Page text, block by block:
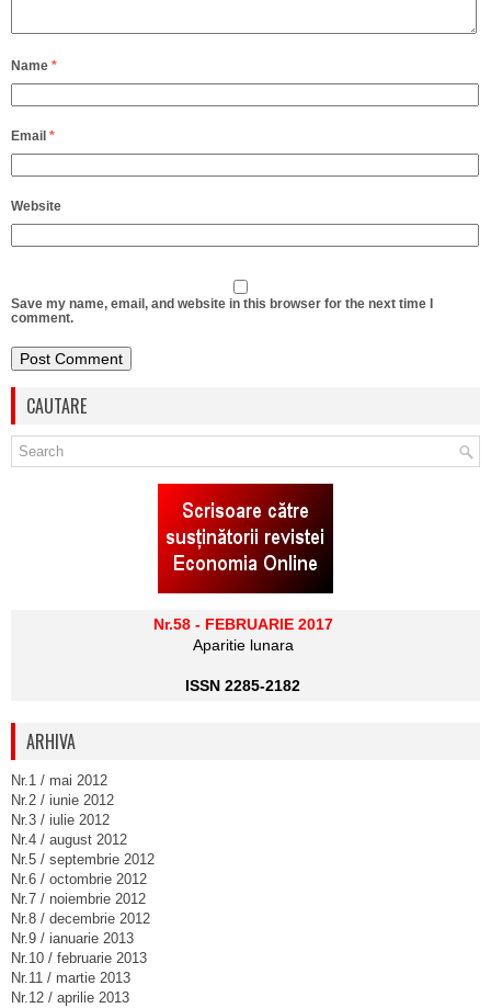
Name *
Email *
Website
Save my name, email, and website in this browser for the next time I
comment.
CAUTARE
Nr.58 - FEBRUARIE 2017
Aparitie lunara
ISSN 2285-2182
ARHIVA
Nr.1 / mai 2012
Nr.2 / iunie 2012
Nr.3 / iulie 2012
Nr.4 / august 2012
Nr.5 / septembrie 2012
Nr.6 / octombrie 2012
Nr.7 / noiembrie 2012
Nr.8 / decembrie 2012
Nr.9 / ianuarie 2013
Nr.10 / februarie 2013
Nr.11 / martie 2013
Nr.12 / aprilie 2013